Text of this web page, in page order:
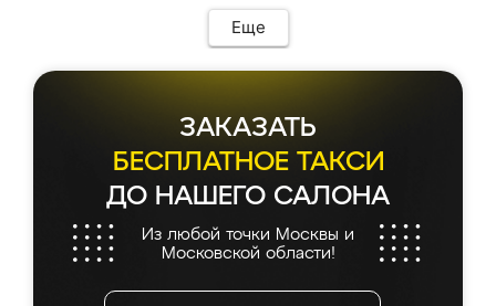
Еще
ЗАКАЗАТЬ
БЕСПЛАТНОЕ ТАКСИ
ДО НАШЕГО САЛОНА
Из любой точки Москвы и
Московской области!